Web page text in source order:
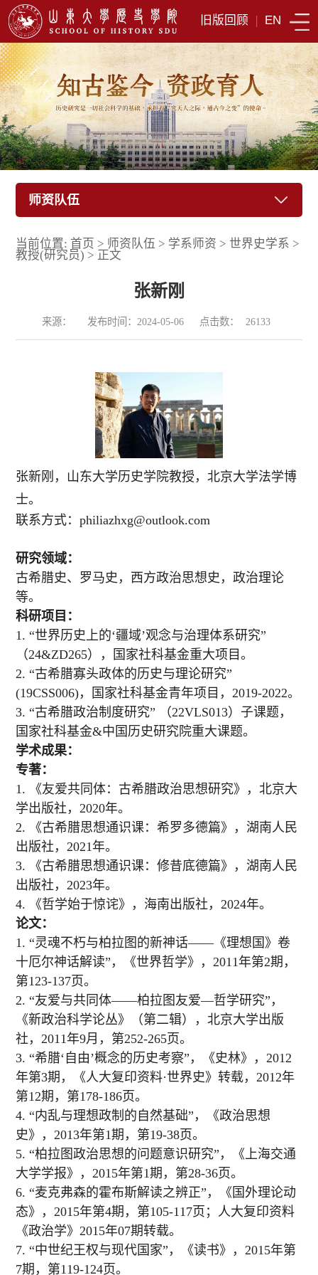
旧版回顾 | EN
师资队伍
当前位置: 首页 > 师资队伍 > 学系师资 >世界史学系 >
教授(研究员) > 正文
张新刚
来源： 发布时间：2024-05-06 点击数： 26133
张新刚，山东大学历史学院教授，北京大学法学博
士。
联系方式：philiazhxg@outlook.com
研究领域：
古希腊史、罗马史，西方政治思想史，政治理论
等。
科研项目：
1. “世界历史上的‘疆域’观念与治理体系研究”
（24&ZD265），国家社科基金重大项目。
2. “古希腊寡头政体的历史与理论研究”
(19CSS006)，国家社科基金青年项目，2019-2022。
3. “古希腊政治制度研究” （22VLS013）子课题，
国家社科基金&中国历史研究院重大课题。
学术成果：
专著：
1.
《友爱共同体：古希腊政治思想研究》，北京大
学出版社， 2020年。
2.
《古希腊思想通识课：希罗多德篇》，湖南人民
出版社， 2021年。
3.
《古希腊思想通识课：修昔底德篇》，湖南人民
出版社， 2023年。
4. 《哲学始于惊诧》，海南出版社，2024年。
论文：
1. “灵魂不朽与柏拉图的新神话——《理想国》卷
十厄尔神话解读”，《世界哲学》，2011年第2期，
第123-137页。
2. “友爱与共同体——柏拉图友爱—哲学研究”，
《新政治科学论丛》（第二辑），北京大学出版
社，2011年9月，第252-265页。
3. “希腊‘自由’概念的历史考察”，《史林》，2012
年第3期，《人大复印资料·世界史》转载，2012年
第12期，第178-186页。
4. “内乱与理想政制的自然基础”，《政治思想
史》，2013年第1期，第19-38页。
5. “柏拉图政治思想的问题意识研究”，《上海交通
大学学报》，2015年第1期，第28-36页。
6. “麦克弗森的霍布斯解读之辨正”，《国外理论动
态》，2015年第4期，第105-117页；人大复印资料
《政治学》2015年07期转载。
7. “中世纪王权与现代国家”，《读书》，2015年第
7期，第119-124页。